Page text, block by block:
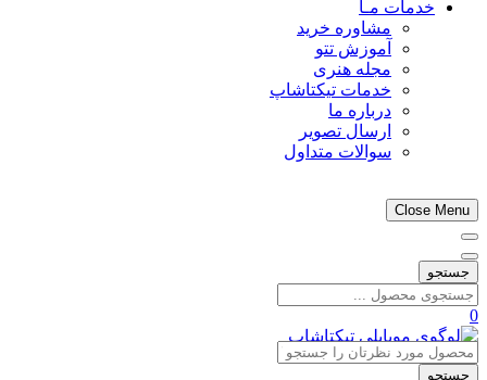
خدمات مـا
مشاوره خرید
آموزش تتو
مجله هنری
خدمات تیکتاشاپ
درباره ما
ارسال تصویر
سوالات متداول
Close Menu
جستجو
0
جستجو